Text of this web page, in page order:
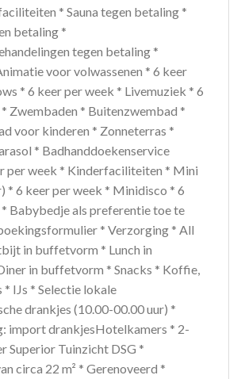
* Sauna tegen betaling *
betaling *
tegen betaling *
voor volwassenen * 6 keer
* 6 keer per week * Livemuziek * 6
Zwembaden * Buitenzwembad *
voor kinderen * Zonneterras *
* Badhanddoekenservice
per week * Kinderfaciliteiten * Mini
* 6 keer per week * Minidisco * 6
Babybedje als preferentie toe te
* Verzorging * All
in buffetvorm * Lunch in
in buffetvorm * Snacks * Koffie,
* IJs * Selectie lokale
drankjes (10.00-00.00 uur) *
import drankjesHotelkamers * 2-
Superior Tuinzicht DSG *
circa 22 m² * Gerenoveerd *